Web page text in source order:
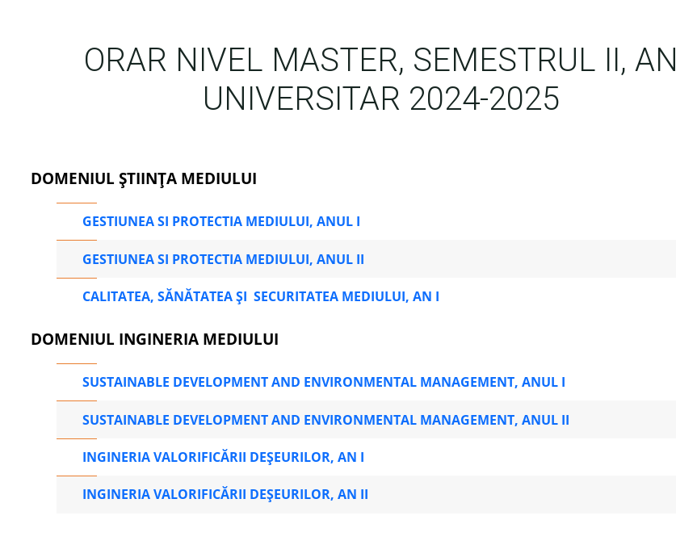
ORAR NIVEL MASTER, SEMESTRUL II, AN
UNIVERSITAR 2024-2025
DOMENIUL ȘTIINȚA MEDIULUI
GESTIUNEA SI PROTECTIA MEDIULUI, ANUL I
GESTIUNEA SI PROTECTIA MEDIULUI, ANUL II
CALITATEA, SĂNĂTATEA ȘI SECURITATEA MEDIULUI, AN I
DOMENIUL INGINERIA MEDIULUI
SUSTAINABLE DEVELOPMENT AND ENVIRONMENTAL MANAGEMENT, ANUL I
SUSTAINABLE DEVELOPMENT AND ENVIRONMENTAL MANAGEMENT, ANUL II
INGINERIA VALORIFICĂRII DEȘEURILOR, AN I
INGINERIA VALORIFICĂRII DEȘEURILOR, AN II